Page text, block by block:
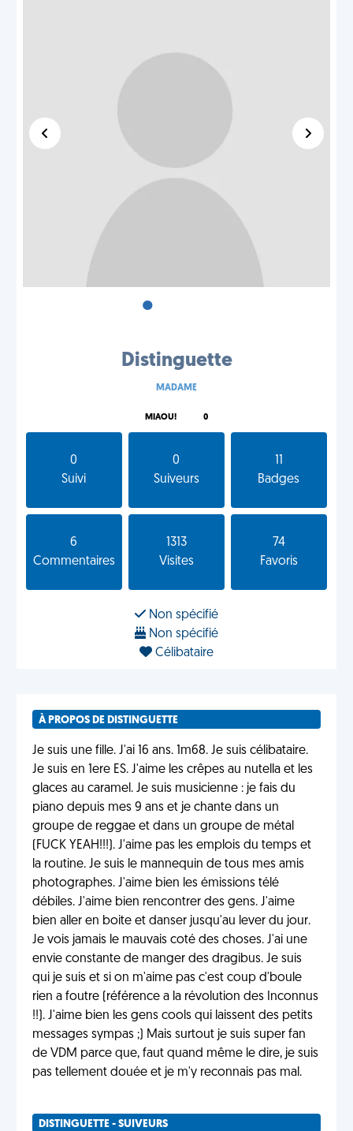
•
Distinguette
MADAME
MIAOU! 0
0
Suivi
0
Suiveurs
Badges
6
Commentaires
1313
Visites
74
Favoris
Non spécifié
Non spécifié
Célibataire
À PROPOS DE DISTINGUETTE
Je suis une fille. J'ai 16 ans. 1m68. Je suis célibataire.
Je suis en 1ere ES. J'aime les crêpes au nutella et les
glaces au caramel. Je suis musicienne : je fais du
piano depuis mes 9 ans et je chante dans un
groupe de reggae et dans un groupe de métal
(FUCK YEAH!!!). J'aime pas les emplois du temps et
la routine. Je suis le mannequin de tous mes amis
photographes. J'aime bien les émissions télé
débiles. J'aime bien rencontrer des gens. J'aime
bien aller en boite et danser jusqu'au lever du jour.
Je vois jamais le mauvais coté des choses. J'ai une
envie constante de manger des dragibus. Je suis
qui je suis et si on m'aime pas c'est coup d'boule
rien a foutre (référence a la révolution des Inconnus
!!). J'aime bien les gens cools qui laissent des petits
messages sympas ;) Mais surtout je suis super fan
de VDM parce que, faut quand même le dire, je suis
pas tellement douée et je m'y reconnais pas mal.
DISTINGUETTE - SUIVEURS